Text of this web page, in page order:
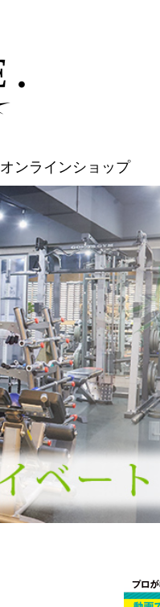
オンラインショップ